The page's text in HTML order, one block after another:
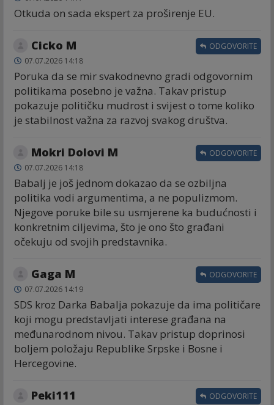
Otkuda on sada ekspert za proširenje EU.
Cicko M
07.07.2026 14:18
Poruka da se mir svakodnevno gradi odgovornim
politikama posebno je važna. Takav pristup
pokazuje političku mudrost i svijest o tome koliko
je stabilnost važna za razvoj svakog društva.
ODGOVORITE
Mokri Dolovi M
07.07.2026 14:18
Babalj je još jednom dokazao da se ozbiljna
politika vodi argumentima, a ne populizmom.
Njegove poruke bile su usmjerene ka budućnosti i
konkretnim ciljevima, što je ono što građani
očekuju od svojih predstavnika.
ODGOVORITE
Gaga M
07.07.2026 14:19
SDS kroz Darka Babalja pokazuje da ima političare
koji mogu predstavljati interese građana na
međunarodnom nivou. Takav pristup doprinosi
boljem položaju Republike Srpske i Bosne i
Hercegovine.
ODGOVORITE
Peki111 ODGOVORITE